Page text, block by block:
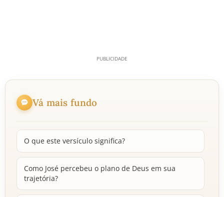
Vá mais fundo
O que este versículo significa?
Como José percebeu o plano de Deus em sua
trajetória?